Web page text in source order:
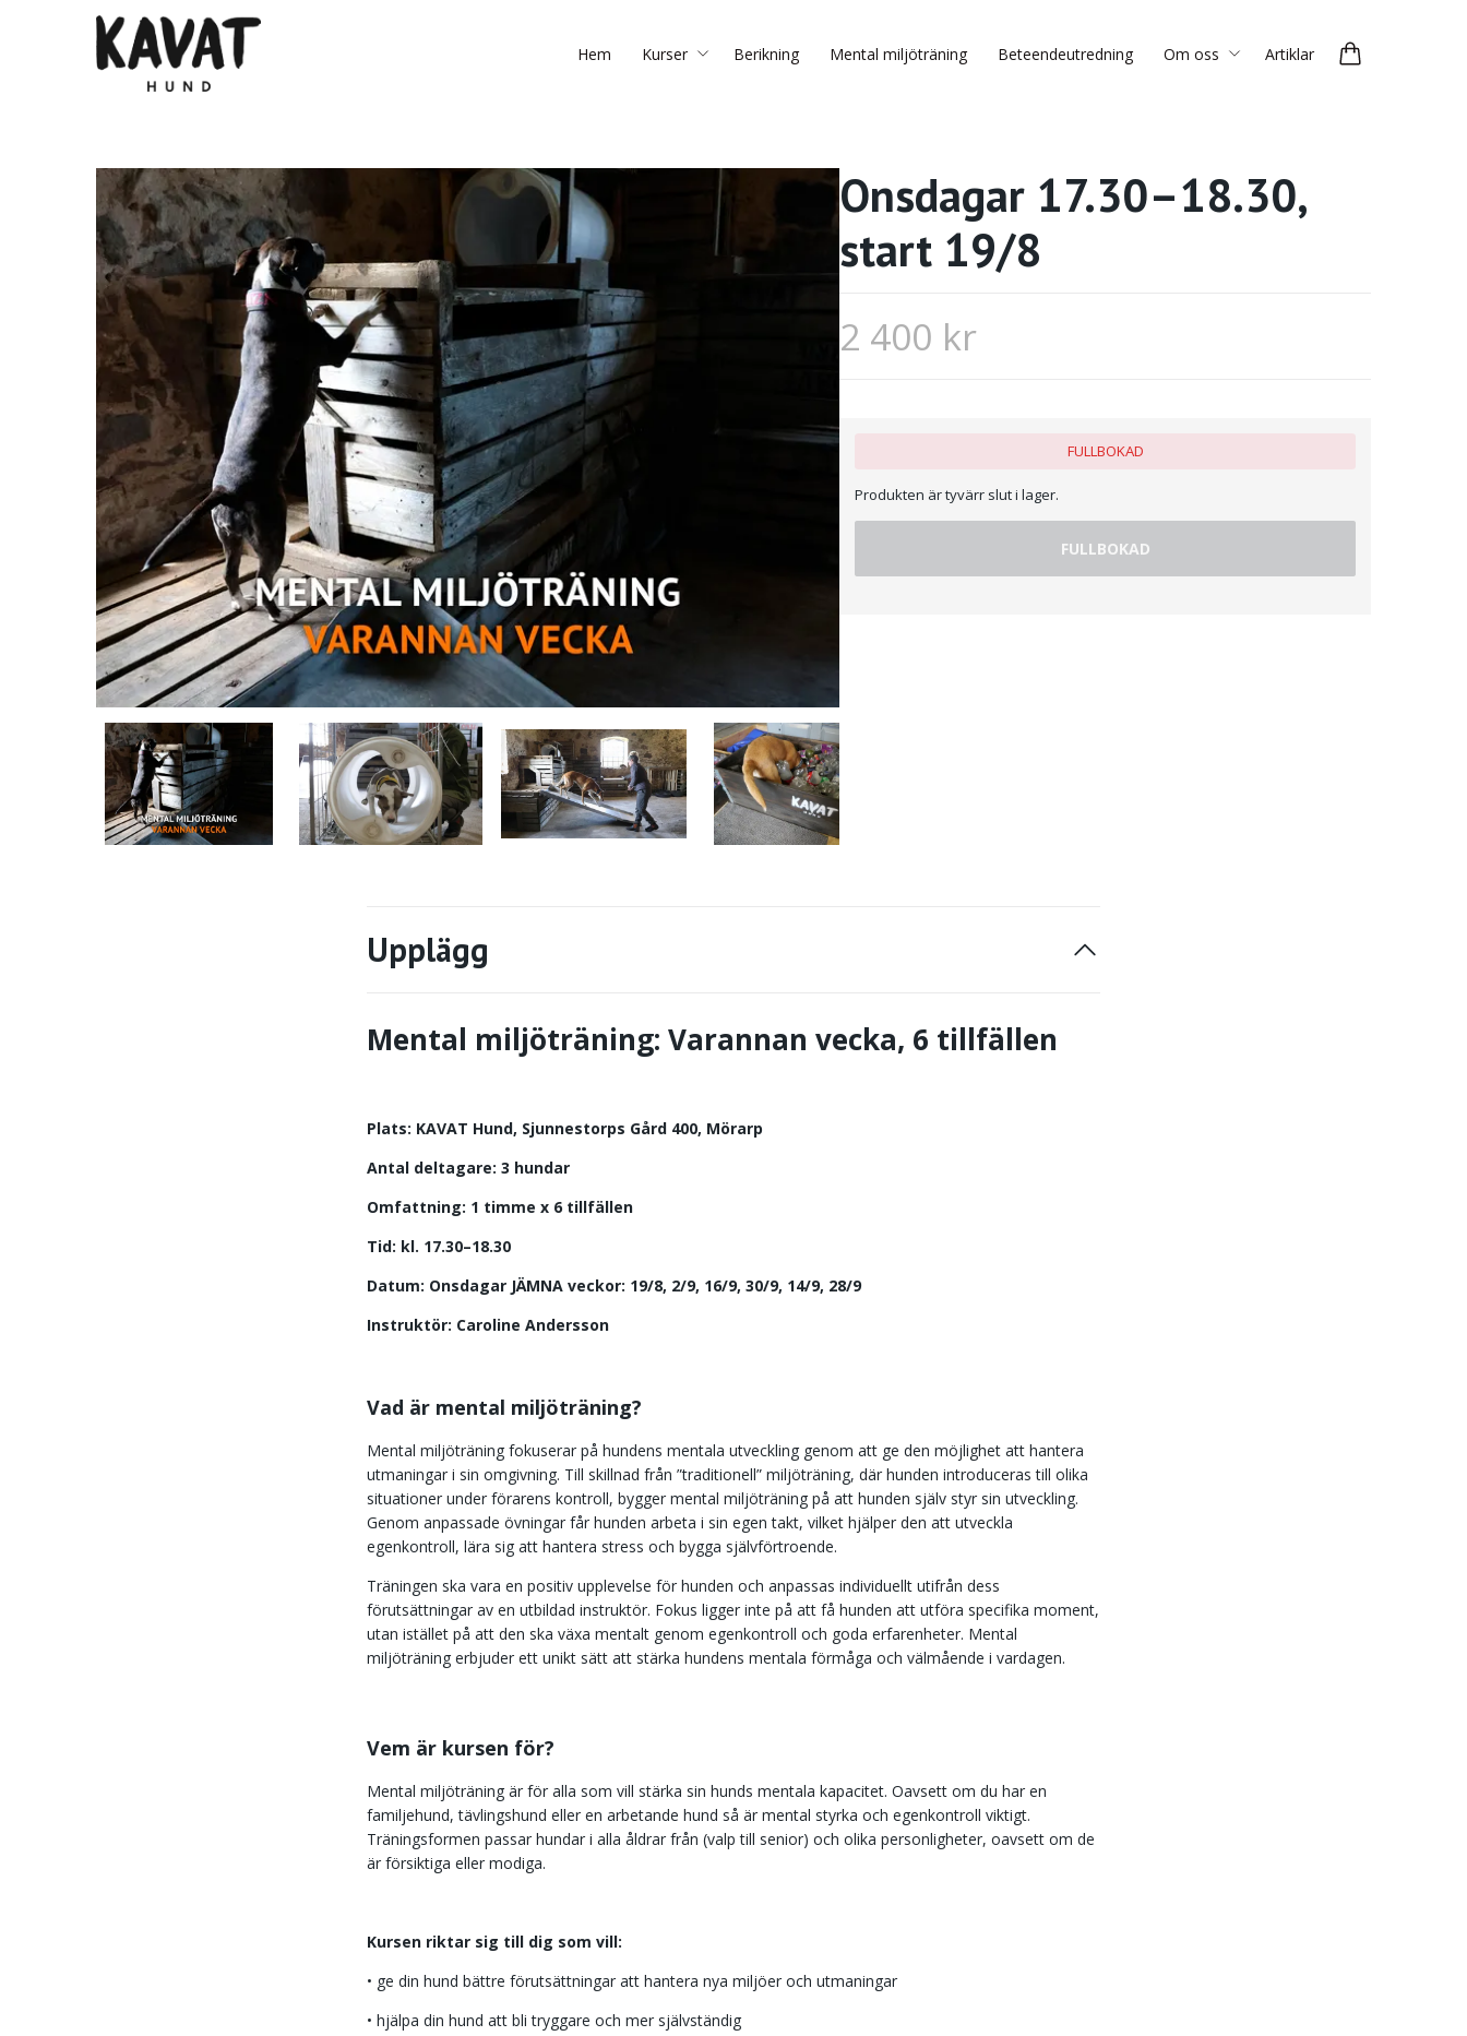
Hem Kurser Berikning Mental miljöträning Beteendeutredning Om oss Artiklar
Onsdagar 17.30–18.30,
start 19/8
2 400 kr
FULLBOKAD
Produkten är tyvärr slut i lager.
FULLBOKAD
Upplägg
Mental miljöträning: Varannan vecka, 6 tillfällen
Plats: KAVAT Hund, Sjunnestorps Gård 400, Mörarp
Antal deltagare: 3 hundar
Omfattning: 1 timme x 6 tillfällen
Tid: kl. 17.30–18.30
Datum: Onsdagar JÄMNA veckor: 19/8, 2/9, 16/9, 30/9, 14/9, 28/9
Instruktör: Caroline Andersson
Vad är mental miljöträning?
Mental miljöträning fokuserar på hundens mentala utveckling genom att ge den möjlighet att hantera
utmaningar i sin omgivning. Till skillnad från ”traditionell” miljöträning, där hunden introduceras till olika
situationer under förarens kontroll, bygger mental miljöträning på att hunden själv styr sin utveckling.
Genom anpassade övningar får hunden arbeta i sin egen takt, vilket hjälper den att utveckla
egenkontroll, lära sig att hantera stress och bygga självförtroende.
Träningen ska vara en positiv upplevelse för hunden och anpassas individuellt utifrån dess
förutsättningar av en utbildad instruktör. Fokus ligger inte på att få hunden att utföra specifika moment,
utan istället på att den ska växa mentalt genom egenkontroll och goda erfarenheter. Mental
miljöträning erbjuder ett unikt sätt att stärka hundens mentala förmåga och välmående i vardagen.
Vem är kursen för?
Mental miljöträning är för alla som vill stärka sin hunds mentala kapacitet. Oavsett om du har en
familjehund, tävlingshund eller en arbetande hund så är mental styrka och egenkontroll viktigt.
Träningsformen passar hundar i alla åldrar från (valp till senior) och olika personligheter, oavsett om de
är försiktiga eller modiga.
Kursen riktar sig till dig som vill:
• ge din hund bättre förutsättningar att hantera nya miljöer och utmaningar
• hjälpa din hund att bli tryggare och mer självständig